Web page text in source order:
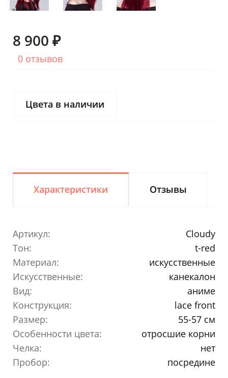
8 900 ₽
0 отзывов
Цвета в наличии
Характеристики Отзывы
Артикул:
Cloudy
Тон:
t-red
Материал:
искусственные
Искусственные:
канекалон
Вид:
аниме
Конструкция:
lace front
Размер:
55-57 см
Особенности цвета:
отросшие корни
Челка:
нет
Пробор:
посредине